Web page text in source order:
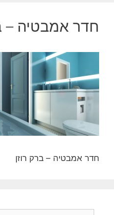
חדר אמבטיה –
חדר אמבטיה – ברק רוזן